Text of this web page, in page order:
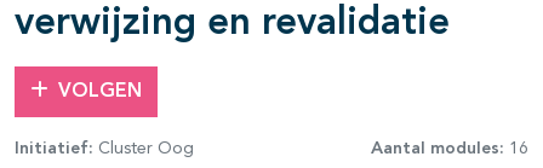
verwijzing en revalidatie
VOLGEN
Initiatief: Cluster Oog Aantal modules: 16